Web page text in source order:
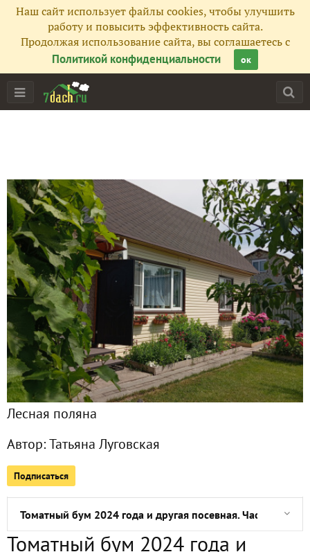
Наш сайт использует файлы cookies, чтобы улучшить
работу и повысить эффективность сайта.
Продолжая использование сайта, вы соглашаетесь с
Политикой конфиденциальности
ок
Лесная поляна
Автор:Татьяна Луговская
Подписаться
Все публикации 204
Фото 966
Сейчас обсуждают
Первое чудо 2024 года
Вторая жизнь домашнего перца
Неожиданный эксперимент. 2024. Ровно месяц
История одного преображения. 2023
Неожиданный эксперимент. 2024. Прошло 24 дня
Томатный бум 2024 года и другая посевная. Часть 5
Шпаргалка для себя. Гномы и детерминантные. 2024
Томатный бум 2024 года и